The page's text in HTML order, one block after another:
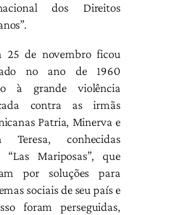
dos Direitos
25 de novembro ficou
no ano de 1960
à grande violência
contra as irmãs
Patria, Minerva e
Teresa, conhecidas
“Las Mariposas”, que
por soluções para
sociais de seu país e
foram perseguidas,